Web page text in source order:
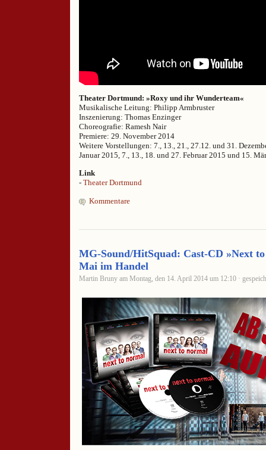
Theater Dortmund: »Roxy und ihr Wunderteam«
Musikalische Leitung: Philipp Armbruster
Inszenierung: Thomas Enzinger
Choreografie: Ramesh Nair
Premiere: 29. November 2014
Weitere Vorstellungen: 7., 13., 21., 27.12. und 31.
Januar 2015, 7., 13., 18. und 27. Februar 2015 und 15.
Link
- Theater Dortmund
Kommentare
MG-Sound/HitSquad: Cast-CD »Next
Mai im Handel
Martin Bruny am Montag, den 14. April 2014 um 12:10 ·